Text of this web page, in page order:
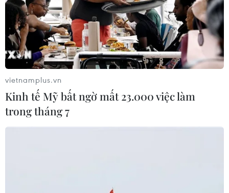
vietnamplus.vn
Kinh tế Mỹ bất ngờ mất 23.000 việc làm
trong tháng 7